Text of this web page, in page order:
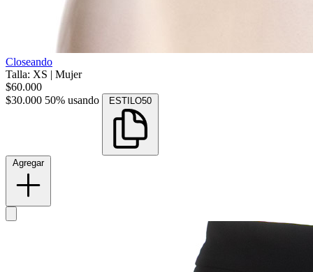
Closeando
Talla: XS | Mujer
$60.000
$30.000 50% usando ESTILO50
Agregar